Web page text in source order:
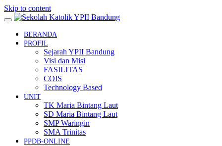
Skip to content
BERANDA
PROFIL
Sejarah YPII Bandung
Visi dan Misi
FASILITAS
COIS
Technology Based
UNIT
TK Maria Bintang Laut
SD Maria Bintang Laut
SMP Waringin
SMA Trinitas
PPDB-ONLINE